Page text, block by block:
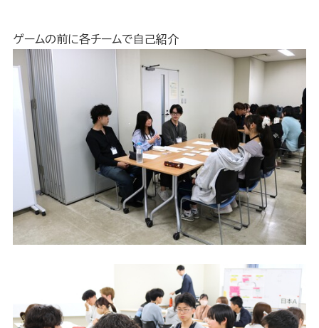
ゲームの前に各チームで自己紹介